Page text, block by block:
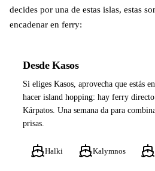
decides por una de estas islas, estas
encadenar en ferry:
Desde Kasos
Si eliges Kasos, aprovecha que estás
hacer island hopping: hay ferry
Kárpatos. Una semana da para
prisas.
Halki Kalymnos